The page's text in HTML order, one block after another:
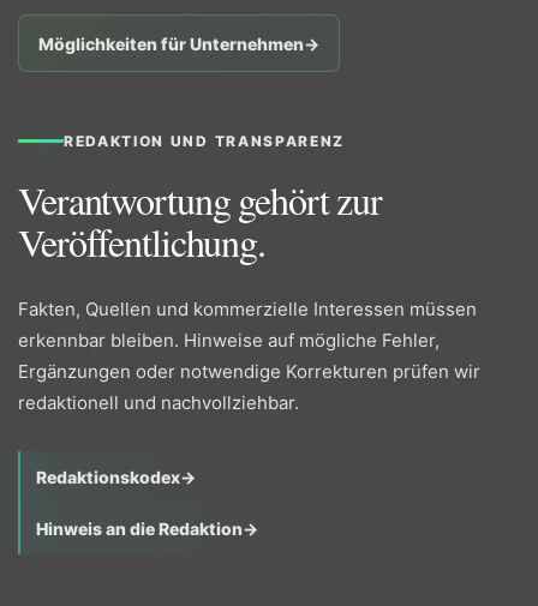
Möglichkeiten für Unternehmen→
REDAKTION UND TRANSPARENZ
Verantwortung gehört zur
Veröffentlichung.
Fakten, Quellen und kommerzielle Interessen müssen
erkennbar bleiben. Hinweise auf mögliche Fehler,
Ergänzungen oder notwendige Korrekturen prüfen wir
redaktionell und nachvollziehbar.
Redaktionskodex→
Hinweis an die Redaktion→